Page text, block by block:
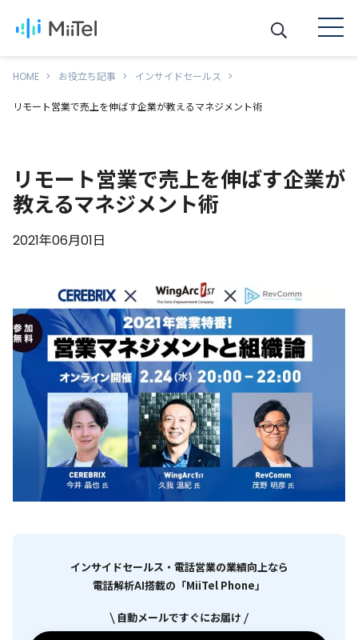
HOME お役立ち記事 インサイドセールス
リモート営業で売上を伸ばす企業が教えるマネジメント術
リモート営業で売上を伸ばす企業が
教えるマネジメント術
2021年06月01日
インサイドセールス・電話営業の業績向上なら
電話解析AI搭載の「MiiTel Phone」
自動メールですぐにお届け